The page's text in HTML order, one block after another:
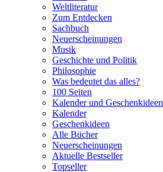
Weltliteratur
Zum Entdecken
Sachbuch
Neuerscheinungen
Musik
Geschichte und Politik
Philosophie
Was bedeutet das alles?
100 Seiten
Kalender und Geschenkideen
Kalender
Geschenkideen
Alle Bücher
Neuerscheinungen
Aktuelle Bestseller
Topseller